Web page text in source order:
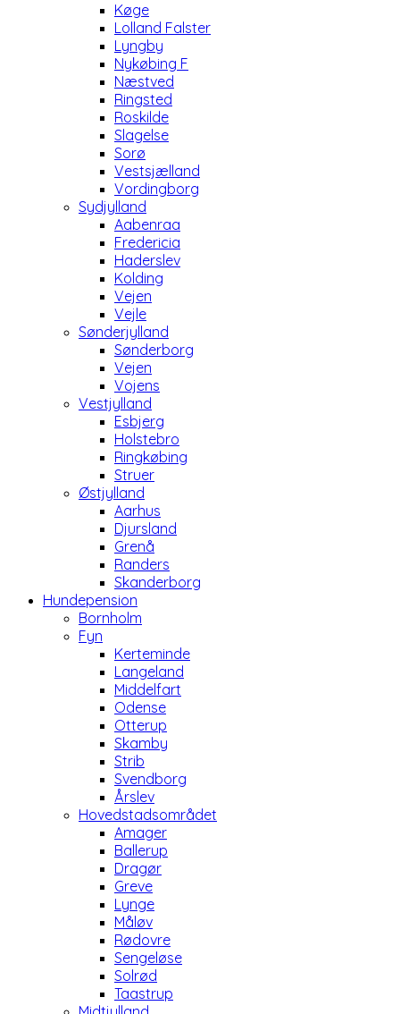
Køge
Lolland Falster
Lyngby
Nykøbing F
Næstved
Ringsted
Roskilde
Slagelse
Sorø
Vestsjælland
Vordingborg
Sydjylland
Aabenraa
Fredericia
Haderslev
Kolding
Vejen
Vejle
Sønderjylland
Sønderborg
Vejen
Vojens
Vestjylland
Esbjerg
Holstebro
Ringkøbing
Struer
Østjylland
Aarhus
Djursland
Grenå
Randers
Skanderborg
Hundepension
Bornholm
Fyn
Kerteminde
Langeland
Middelfart
Odense
Otterup
Skamby
Strib
Svendborg
Årslev
Hovedstadsområdet
Amager
Ballerup
Dragør
Greve
Lynge
Måløv
Rødovre
Sengeløse
Solrød
Taastrup